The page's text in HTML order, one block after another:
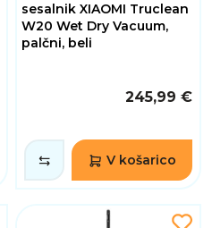
sesalnik XIAOMI Truclean
W20 Wet Dry Vacuum,
palčni, beli
245,99 €
V košarico